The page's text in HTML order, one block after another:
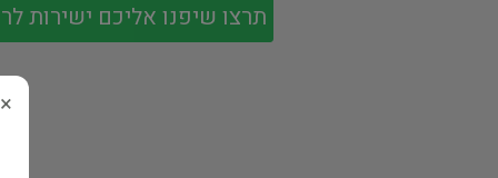
תרצו שיפנו אליכם ישירות
×